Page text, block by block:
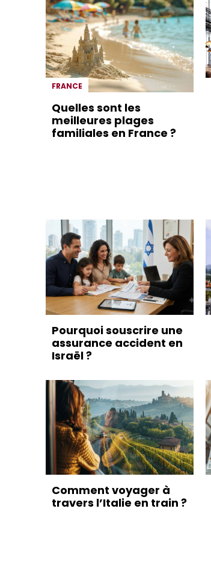
FRANCE
Quelles sont les
meilleures plages
familiales en France ?
Pourquoi souscrire une
assurance accident en
Israël ?
Comment voyager à
travers l’Italie en train ?